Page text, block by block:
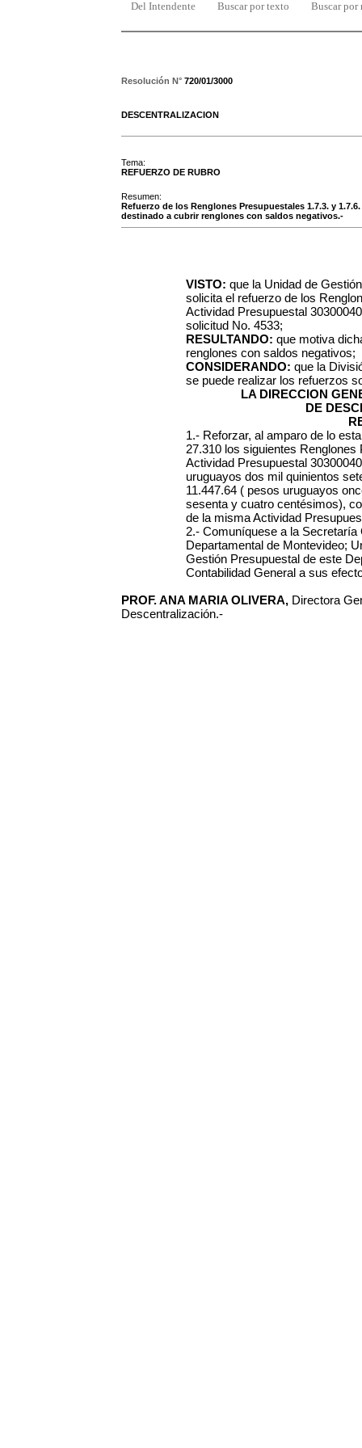
Del Intendente Buscar por texto Buscar por
Resolución N° 720/01/3000
DESCENTRALIZACION
Tema:
REFUERZO DE RUBRO
Resumen:
Refuerzo de los Renglones Presupuestales 1.7.3. y
destinado a cubrir renglones con saldos negativos.-
VISTO: que la Unidad de
solicita el refuerzo de los
Actividad Presupuestal
solicitud No. 4533;
RESULTANDO: que motiva
renglones con saldos negativos;
CONSIDERANDO: que la
se puede realizar los refuerzos
LA DIRECCION
DE
1.- Reforzar, al amparo de lo
27.310 los siguientes
Actividad Presupuestal
uruguayos dos mil quinientos
11.447.64 ( pesos uruguayos
sesenta y cuatro centésimos),
de la misma Actividad
2.- Comuníquese a la
Departamental de Montevideo;
Gestión Presupuestal de este
Contabilidad General a sus
PROF. ANA MARIA OLIVERA, Directora
Descentralización.-